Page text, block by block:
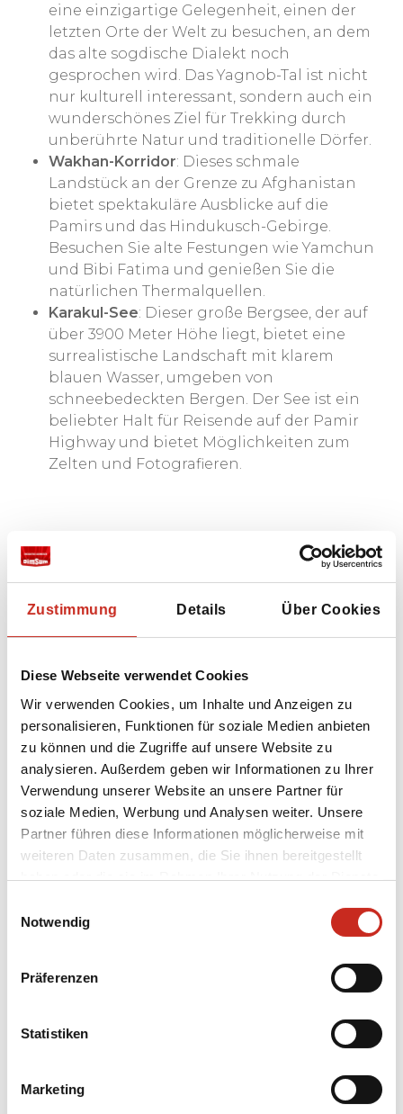
Zustimmung Details Über Cookies
Diese Webseite verwendet Cookies
Wir verwenden Cookies, um Inhalte und Anzeigen zu
personalisieren, Funktionen für soziale Medien anbieten
zu können und die Zugriffe auf unsere Website zu
analysieren. Außerdem geben wir Informationen zu Ihrer
Verwendung unserer Website an unsere Partner für
soziale Medien, Werbung und Analysen weiter. Unsere
Partner führen diese Informationen möglicherweise mit
weiteren Daten zusammen, die Sie ihnen bereitgestellt
haben oder die sie im Rahmen Ihrer Nutzung der Dienste
Notwendig
Präferenzen
Statistiken
Marketing
eine einzigartige Gelegenheit, einen der
letzten Orte der Welt zu besuchen, an dem
das alte sogdische Dialekt noch
gesprochen wird. Das Yagnob-Tal ist nicht
nur kulturell interessant, sondern auch ein
wunderschönes Ziel für Trekking durch
unberührte Natur und traditionelle Dörfer.
Wakhan-Korridor: Dieses schmale
Landstück an der Grenze zu Afghanistan
bietet spektakuläre Ausblicke auf die
Pamirs und das Hindukusch-Gebirge.
Besuchen Sie alte Festungen wie Yamchun
und Bibi Fatima und genießen Sie die
natürlichen Thermalquellen.
Karakul-See: Dieser große Bergsee, der auf
über 3900 Meter Höhe liegt, bietet eine
surrealistische Landschaft mit klarem
blauen Wasser, umgeben von
schneebedeckten Bergen. Der See ist ein
beliebter Halt für Reisende auf der Pamir
Highway und bietet Möglichkeiten zum
Zelten und Fotografieren.
Wann sollten Sie nach
Tadschikistan reisen?
unternehmen und welche Regionen Sie
besuchen möchten. Im Allgemeinen sind die
folgenden Zeiträume am besten geeignet:
1. Frühling (April bis Juni)
Vorteile:Dies ist eine ausgezeichnete Zeit,
um die niederen Teile des Landes, wie das
Fann-Gebirge und das Yagnob-Tal, zu
schönsten Seite mit blühenden Blumen
und grünen Tälern. Das Wetter ist mild und
Aktivitäten:
Wandern, historische Städte
erkunden und die Landschaft genießen.
Vorteile:
Dies ist die beste Zeit, um die